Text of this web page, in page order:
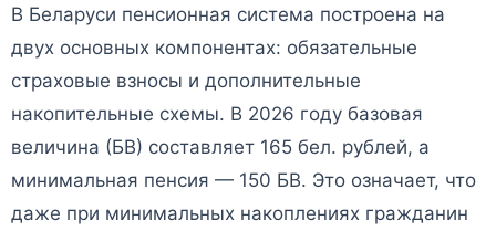
В Беларуси пенсионная система построена на
двух основных компонентах: обязательные
страховые взносы и дополнительные
накопительные схемы. В 2026 году базовая
величина (БВ) составляет 165 бел. рублей, а
минимальная пенсия — 150 БВ. Это означает, что
даже при минимальных накоплениях гражданин